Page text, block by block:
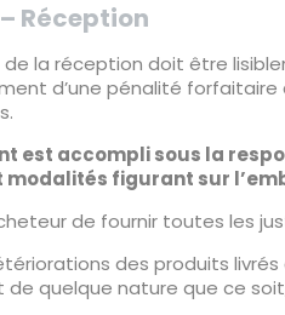
Réception
la réception doit être
d’une pénalité forfaitaire
est accompli sous la
modalités figurant sur
de fournir toutes les
des produits
de quelque nature que ce